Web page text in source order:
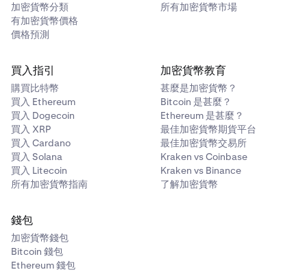
加密貨幣分類
有加密貨幣價格
價格預測
所有加密貨幣市場
買入指引
購買比特幣
買入 Ethereum
買入 Dogecoin
買入 XRP
買入 Cardano
買入 Solana
買入 Litecoin
所有加密貨幣指南
加密貨幣教育
甚麼是加密貨幣？
Bitcoin 是甚麼？
Ethereum 是甚麼？
最佳加密貨幣期貨平台
最佳加密貨幣交易所
Kraken vs Coinbase
Kraken vs Binance
了解加密貨幣
錢包
加密貨幣錢包
Bitcoin 錢包
Ethereum 錢包